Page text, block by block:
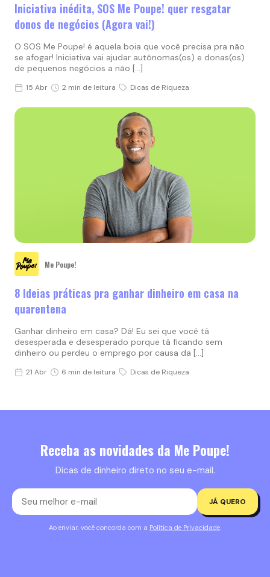
Iniciativa inédita, SOS Me Poupe! quer resgatar
donos de negócios (Agora vai!)
O SOS Me Poupe! é aquela boia que você precisa pra não
se afogar! Iniciativa vai ajudar autônomas(os) e donas(os)
de pequenos negócios a não […]
15 Abr 2 min de leitura Dicas de Riqueza
Me Poupe!
8 Ideias práticas pra ganhar dinheiro em casa na
quarentena
Ganhar dinheiro em casa? Dá! Eu sei que você tá
desesperada e desesperado porque tá ficando sem
dinheiro ou perdeu o emprego por causa da […]
21 Abr 6 min de leitura Dicas de Riqueza
Receba as novidades da Me Poupe!
Dicas de dinheiro direto no seu e-mail.
JÁ QUERO
Ao enviar, você concorda com a Política de Privacidade.